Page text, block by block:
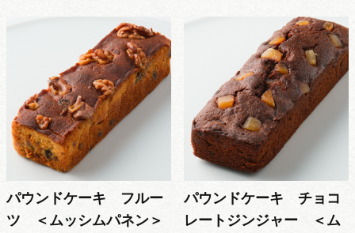
パウンドケーキ フルー
ツ ＜ムッシムパネン＞
パウンドケーキ チョコ
レートジンジャー ＜ム